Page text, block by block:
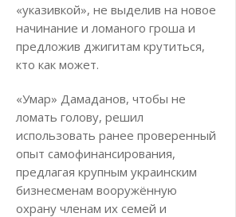
«указивкой», не выделив на новое
начинание и ломаного гроша и
предложив джигитам крутиться,
кто как может.
«Умар» Дамаданов, чтобы не
ломать голову, решил
использовать ранее проверенный
опыт самофинансирования,
предлагая крупным украинским
бизнесменам вооружённую
охрану членам их семей и